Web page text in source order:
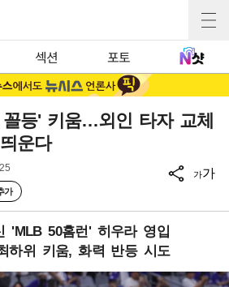
섹션 포토
등' 키움…외인 타자 교체
운다
가
가가
'MLB 50홈런' 히우라 영입
하위 키움, 화력 반등 시도